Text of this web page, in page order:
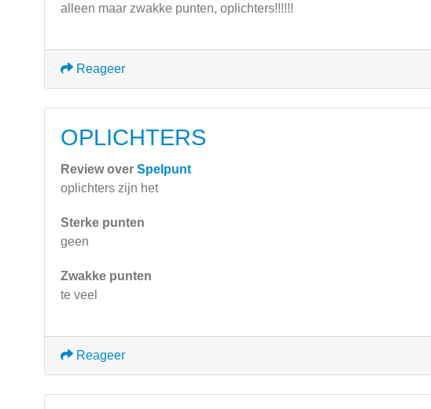
alleen maar zwakke punten, oplichters!!!!!!
Reageer
OPLICHTERS
Review over Spelpunt
oplichters zijn het
Sterke punten
geen
Zwakke punten
te veel
Reageer